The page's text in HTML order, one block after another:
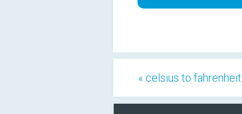
« celsius to